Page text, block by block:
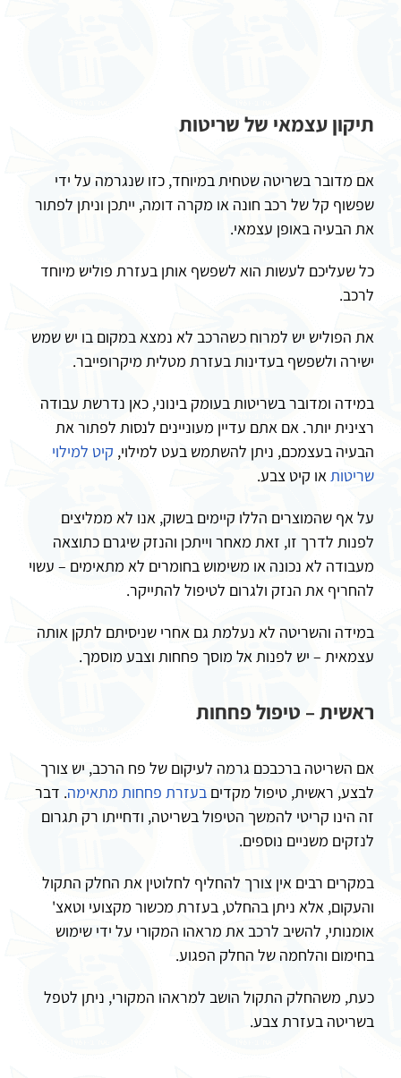
תיקון עצמאי של שריטות
אם מדובר בשריטה שטחית במיוחד, כזו שנגרמה על ידי
שפשוף קל של רכב חונה או מקרה דומה, ייתכן וניתן לפתור
את הבעיה באופן עצמאי.
כל שעליכם לעשות הוא לשפשף אותן בעזרת פוליש מיוחד
לרכב.
את הפוליש יש למרוח כשהרכב לא נמצא במקום בו יש שמש
ישירה ולשפשף בעדינות בעזרת מטלית מיקרופייבר.
במידה ומדובר בשריטות בעומק בינוני, כאן נדרשת עבודה
רצינית יותר. אם אתם עדיין מעוניינים לנסות לפתור את
הבעיה בעצמכם, ניתן להשתמש בעט למילוי, קיט למילוי
שריטותאו קיט צבע.
על אף שהמוצרים הללו קיימים בשוק, אנו לא ממליצים
לפנות לדרך זו, זאת מאחר וייתכן והנזק שיגרם כתוצאה
מעבודה לא נכונה או משימוש בחומרים לא מתאימים – עשוי
להחריף את הנזק ולגרום לטיפול להתייקר.
במידה והשריטה לא נעלמת גם אחרי שניסיתם לתקן אותה
עצמאית – יש לפנות אל מוסך פחחות וצבע מוסמך.
ראשית – טיפול פחחות
אם השריטה ברכבכם גרמה לעיקום של פח הרכב, יש צורך
לבצע, ראשית, טיפול מקדים בעזרת פחחות מתאימה. דבר
זה הינו קריטי להמשך הטיפול בשריטה, ודחייתו רק תגרום
לנזקים משניים נוספים.
במקרים רבים אין צורך להחליף לחלוטין את החלק התקול
והעקום, אלא ניתן בהחלט, בעזרת מכשור מקצועי וטאצ'
אומנותי, להשיב לרכב את מראהו המקורי על ידי שימוש
בחימום והלחמה של החלק הפגוע.
כעת, משהחלק התקול הושב למראהו המקורי, ניתן לטפל
בשריטה בעזרת צבע.